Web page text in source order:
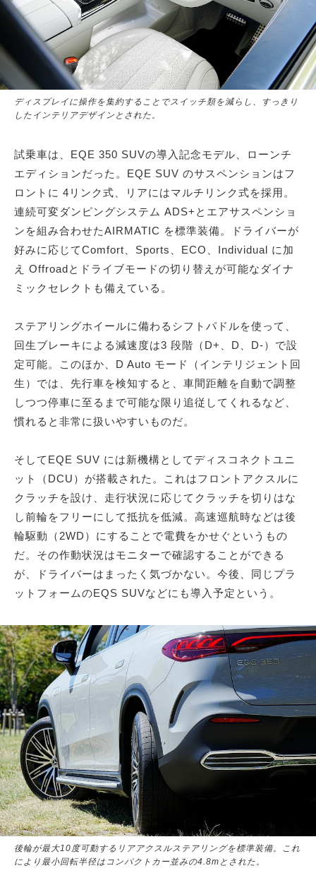
ディスプレイに操作を集約することでスイッチ類を減らし、すっきり
したインテリアデザインとされた。
試乗車は、EQE 350 SUVの導入記念モデル、ローンチ
エディションだった。EQE SUV のサスペンションはフ
ロントに 4リンク式、リアにはマルチリンク式を採用。
連続可変ダンピングシステム ADS+とエアサスペンショ
ンを組み合わせたAIRMATIC を標準装備。ドライバーが
好みに応じてComfort、Sports、ECO、Individual に加
え Offroadとドライブモードの切り替えが可能なダイナ
ミックセレクトも備えている。
ステアリングホイールに備わるシフトパドルを使って、
回生ブレーキによる減速度は3 段階（D+、D、D-）で設
定可能。このほか、D Auto モード（インテリジェント回
生）では、先行車を検知すると、車間距離を自動で調整
しつつ停車に至るまで可能な限り追従してくれるなど、
慣れると非常に扱いやすいものだ。
そしてEQE SUV には新機構としてディスコネクトユニ
ット（DCU）が搭載された。これはフロントアクスルに
クラッチを設け、走行状況に応じてクラッチを切りはな
し前輪をフリーにして抵抗を低減。高速巡航時などは後
輪駆動（2WD）にすることで電費をかせぐというもの
だ。その作動状況はモニターで確認することができる
が、ドライバーはまったく気づかない。今後、同じプラ
ットフォームのEQS SUVなどにも導入予定という。
後輪が最大10度可動するリアアクスルステアリングを標準装備。これ
により最小回転半径はコンパクトカー並みの4.8mとされた。